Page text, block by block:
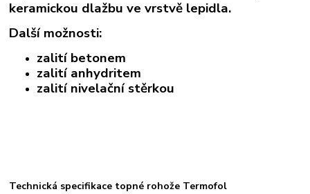
keramickou dlažbu ve vrstvě lepidla.
Další možnosti:
zalití betonem
zalití anhydritem
zalití nivelační stěrkou
Technická specifikace topné rohože Termofol